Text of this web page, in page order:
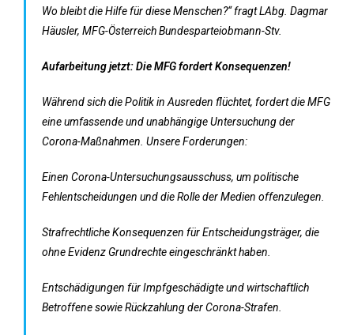
Wo bleibt die Hilfe für diese Menschen?“ fragt LAbg. Dagmar
Häusler, MFG-Österreich Bundesparteiobmann-Stv.
Aufarbeitung jetzt: Die MFG fordert Konsequenzen!
Während sich die Politik in Ausreden flüchtet, fordert die MFG
eine umfassende und unabhängige Untersuchung der
Corona-Maßnahmen. Unsere Forderungen:
Einen Corona-Untersuchungsausschuss, um politische
Fehlentscheidungen und die Rolle der Medien offenzulegen.
Strafrechtliche Konsequenzen für Entscheidungsträger, die
ohne Evidenz Grundrechte eingeschränkt haben.
Entschädigungen für Impfgeschädigte und wirtschaftlich
Betroffene sowie Rückzahlung der Corona-Strafen.